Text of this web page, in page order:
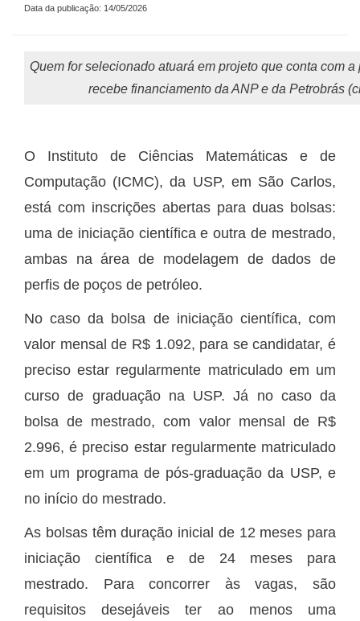
Data da publicação: 14/05/2026
Quem for selecionado atuará em projeto que conta com
recebe financiamento da ANP e da Petrobrás
O Instituto de Ciências Matemáticas e de
Computação (ICMC), da USP, em São Carlos,
está com inscrições abertas para duas bolsas:
uma de iniciação científica e outra de mestrado,
ambas na área de modelagem de dados de
perfis de poços de petróleo.
No caso da bolsa de iniciação científica, com
valor mensal de R$ 1.092, para se candidatar, é
preciso estar regularmente matriculado em um
curso de graduação na USP. Já no caso da
bolsa de mestrado, com valor mensal de R$
2.996, é preciso estar regularmente matriculado
em um programa de pós-graduação da USP, e
no início do mestrado.
As bolsas têm duração inicial de 12 meses para
iniciação científica e de 24 meses para
mestrado. Para concorrer às vagas, são
requisitos desejáveis ter ao menos uma